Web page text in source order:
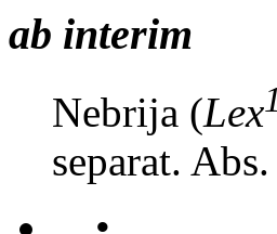
ab interim
Nebrija (Lex1
separat.